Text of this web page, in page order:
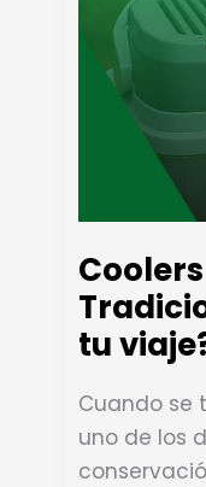
Compatibilidad
por
Vehículo)
tu
Cuando se
uno de los